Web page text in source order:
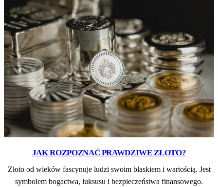
JAK ROZPOZNAĆ PRAWDZIWE ZŁOTO?
Złoto od wieków fascynuje ludzi swoim blaskiem i wartością. Jest
symbolem bogactwa, luksusu i bezpieczeństwa finansowego.